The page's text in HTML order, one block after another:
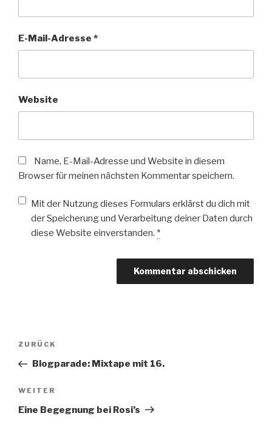
E-Mail-Adresse *
Website
Name, E-Mail-Adresse und Website in diesem
Browser für meinen nächsten Kommentar speichern.
Mit der Nutzung dieses Formulars erklärst du dich mit
der Speicherung und Verarbeitung deiner Daten durch
diese Website einverstanden. *
Beitragsnavigation
Vorheriger
Beitrag
ZURÜCK
Blogparade: Mixtape mit 16.
Nächster
Beitrag
WEITER
Eine Begegnung bei Rosi’s